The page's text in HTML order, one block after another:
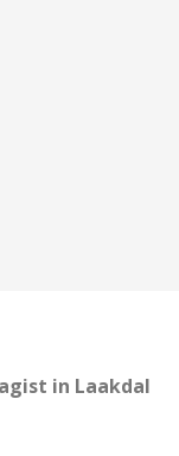
in Laakdal